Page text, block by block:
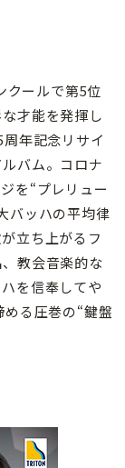
クールで第5位
才能を発揮し
年記念リサイ
バム。コロナ
を“プレリュー
バッハの平均律
立ち上がるフ
教会音楽的な
を信奉してや
る圧巻の“鍵盤